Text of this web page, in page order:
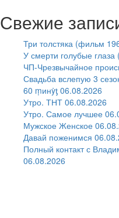
Свежие
Три толстяка (фильм
У смерти голубые глаза
ЧП-Чрезвычайное
Свадьба вслепую 3
60 ṃинẏƫ 06.08.2026
Утро. ТНТ 06.08.2026
Утро. Самое лучшее
Мужское Женское
Давай поженимся
Полный контакт с
06.08.2026